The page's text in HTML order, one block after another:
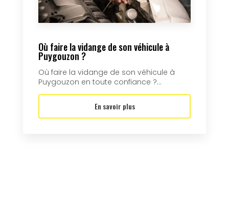
Où faire la vidange de son véhicule à
Puygouzon ?
Où faire la vidange de son véhicule à
Puygouzon en toute confiance ?...
En savoir plus